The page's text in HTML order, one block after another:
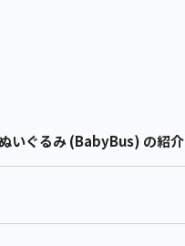
いぐるみ (BabyBus) の紹介